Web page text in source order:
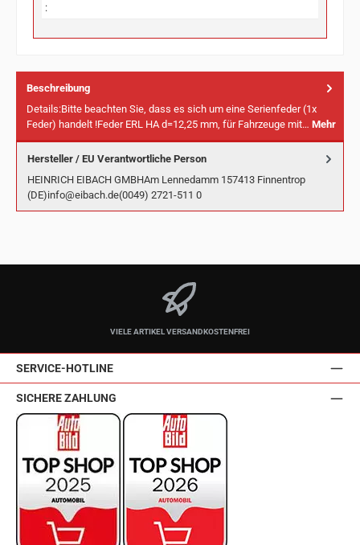
:
Beschreibung
Details:Bitte beachten Sie, dass es sich um eine Serienfeder (1x
Feder) handelt !Feder ERL HA d=12,25 mm, für Fahrzeuge mit… Mehr
Hersteller / EU Verantwortliche Person
HEINRICH EIBACH GMBHAm Lennedamm 157413 Finnentrop
(DE)info@eibach.de(0049) 2721-511 0
VIELE ARTIKEL VERSANDKOSTENFREI
SERVICE-HOTLINE
SICHERE ZAHLUNG